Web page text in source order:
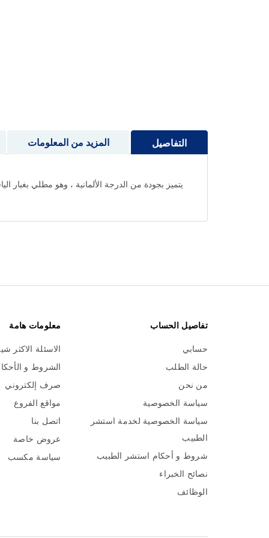
التفاصيل
يتميز بجودة من الدرجة الألمانية ، وهو مطلي بغبار
المزيد من المعلومات
تفاصيل الحساب
حسابي
حالة الطلب
من نحن
سياسة الخصوصية
سياسة الخصوصية لخدمة استشر
الطبيب
شروط و أحكام استشر الطبيب
نصائح الخبراء
الوظائف
معلومات هامة
الاسئلة الاكثر
الشروط و
صرف إلكتروني
مواقع الفروع
اتصل بنا
عروض خاصة
سياسة مكسب